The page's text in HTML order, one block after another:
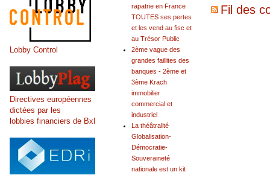
Fil des
rapatrie en France
TOUTES ses pertes
et les vend au fisc et
au Trésor Public
2ème vague des
grandes faillites des
banques - 2ème et
3ème Krach
immobilier
commercial et
industriel
La théâtralité
Globalisation-
Démocratie-
Souveraineté
nationale est un kit
Lobby Control
Directives européennes
dictées par les
lobbies financiers de Bxl